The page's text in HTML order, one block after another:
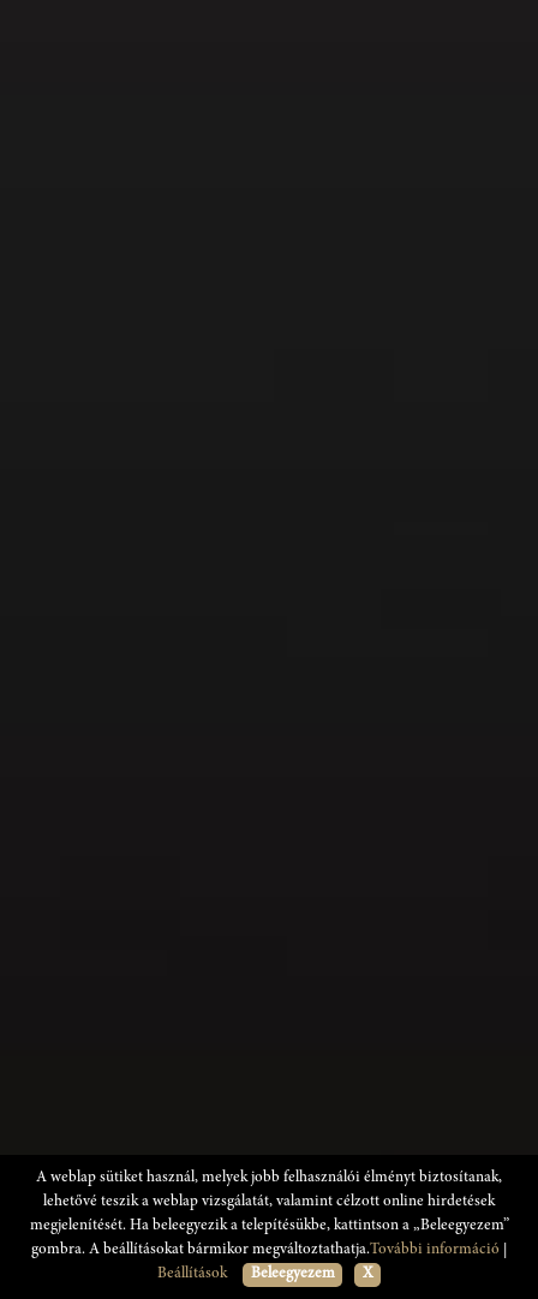
A weblap sütiket használ, melyek jobb felhasználói élményt biztosítanak,
lehetővé teszik a weblap vizsgálatát, valamint célzott online hirdetések
megjelenítését. Ha beleegyezik a telepítésükbe, kattintson a „Beleegyezem”
gombra. A beállításokat bármikor megváltoztathatja.További információ
Beállítások
Beleegyezem X